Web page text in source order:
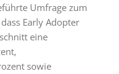
Umfrage zum
Early Adopter
eine
sowie